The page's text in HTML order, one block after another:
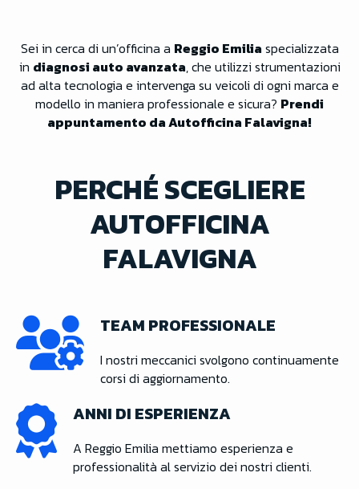
Sei in cerca di un’officina a Reggio Emilia specializzata
in diagnosi auto avanzata, che utilizzi strumentazioni
ad alta tecnologia e intervenga su veicoli di ogni marca e
modello in maniera professionale e sicura? Prendi
appuntamento da Autofficina Falavigna!
PERCHÉ SCEGLIERE
AUTOFFICINA
FALAVIGNA
TEAM PROFESSIONALE
I nostri meccanici svolgono continuamente
corsi di aggiornamento.
ANNI DI ESPERIENZA
A Reggio Emilia mettiamo esperienza e
professionalità al servizio dei nostri clienti.